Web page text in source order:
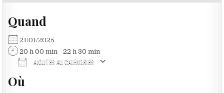
Quand
21/01/2025
20 h 00 min - 22 h 30 min
AJOUTER AU CALENDRIER
Où